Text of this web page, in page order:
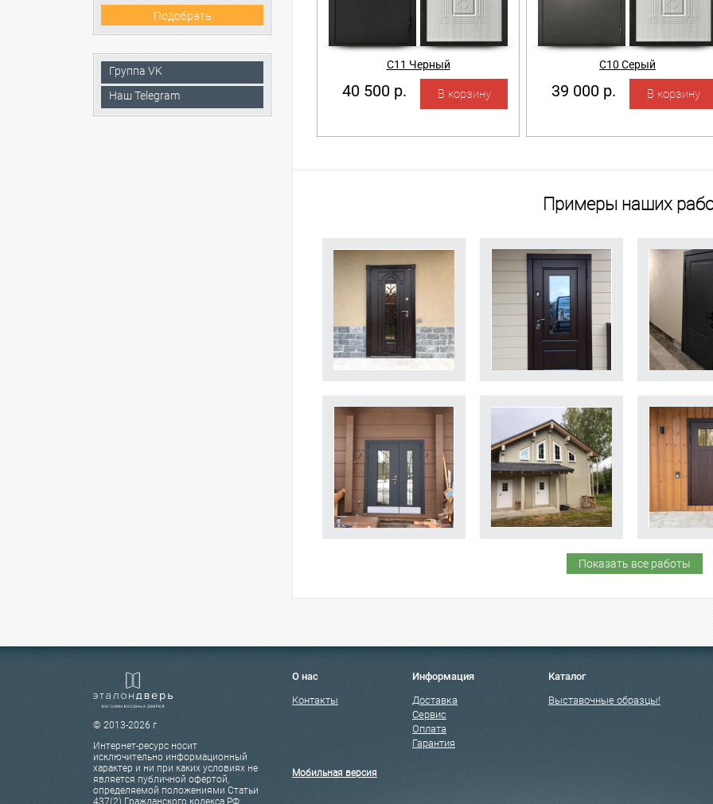
Группа VK
Наш Telegram
С11 Черный
40 500 р.
С10 Серый
39 000 р.
Примеры наших
Показать все работы
© 2013-2026 г
Интернет-ресурс носит
исключительно информационный
характер и ни при каких условиях не
является публичной офертой,
определяемой положениями Статьи
437(2) Гражданского кодекса РФ.
О нас
Контакты
Информация
Доставка
Сервис
Оплата
Гарантия
Каталог
Выставочные образцы!
Мобильная версия